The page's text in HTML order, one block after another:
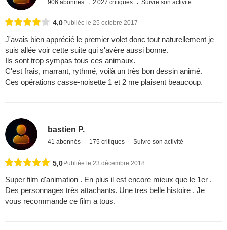
906 abonnés 2 027 critiques Suivre son activité
4,0Publiée le 25 octobre 2017
J'avais bien apprécié le premier volet donc tout naturellement je
suis allée voir cette suite qui s'avère aussi bonne.
Ils sont trop sympas tous ces animaux.
C'est frais, marrant, rythmé, voilà un très bon dessin animé.
Ces opérations casse-noisette 1 et 2 me plaisent beaucoup.
bastien P.
41 abonnés 175 critiques Suivre son activité
5,0Publiée le 23 décembre 2018
Super film d'animation . En plus il est encore mieux que le 1er .
Des personnages très attachants. Une tres belle histoire . Je
vous recommande ce film a tous.